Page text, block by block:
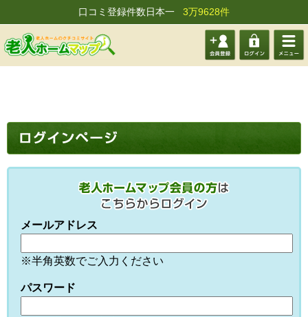
口コミ登録件数日本一 3万9628件
会員登 ログイ メニュ
メールアドレス
※半角英数でご入力ください
パスワード